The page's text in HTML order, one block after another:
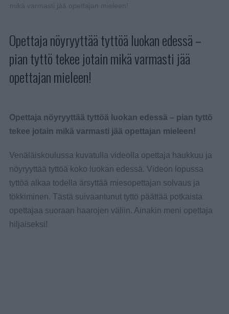
Opettaja nöyryyttää tyttöä luokan edessä –
pian tyttö tekee jotain mikä varmasti jää
opettajan mieleen!
Opettaja nöyryyttää tyttöä luokan edessä – pian tyttö
tekee jotain mikä varmasti jää opettajan mieleen!
Venäläiskoulussa kuvatulla videolla opettaja haukkuu ja
nöyryyttää tyttöä koko luokan edessä. Videon lopussa
tyttöä alkaa todella ärsyttää miesopettajan solvaus ja
tökkiminen. Tästä suivaantunut tyttö päättää potkaista
opettajaa suoraan haarojen väliin. Ainakin meni opettaja
hiljaiseksi!